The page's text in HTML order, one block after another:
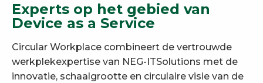
Experts op het gebied van
Device as a Service
Circular Workplace combineert de vertrouwde
werkplekexpertise van NEG-ITSolutions met de
innovatie, schaalgrootte en circulaire visie van de